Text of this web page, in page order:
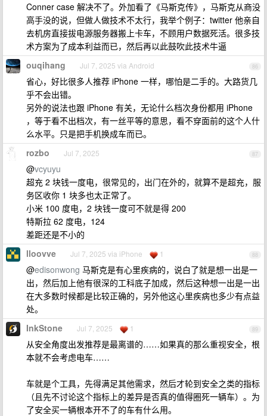
Conner case 解决不了。外加看了《马斯克传》，马斯克从商没
高手没的说，但做人做技术不太行，我举个例子：twitter 他亲自
去机房直接拔电源服务器搬上卡车，不顾用户数据死活。很多技
术方案为了成本利益而已，然后再以此鼓吹此技术牛逼
86
ouqihang Jul 7, 2025 via Android
省心，好比很多人推荐 iPhone 一样，哪怕是二手的。大路货几
乎不会出错。
另外的说法也跟 iPhone 有关，无论什么档次身份都用 iPhone
，等于看不出档次，有一丝平等的意思，看不穿面前的这个人什
么水平。只是把手机换成车而已。
87
rozbo Jul 7, 2025
@vcyuyu
超充 2 块钱一度电，很常见的，出门在外的，就算不是超充，服
务区收你 1 块多也太正常了。
小米 100 度电，2 块钱一度可不就是得 200
特斯拉 62 度电，124
差距还是不小的
88
lloovve Jul 7, 2025 via iPhone 1
@edisonwong 马斯克是有心里疾病的，说白了就是想一出是一
出，然后加上他有很深的工科底子加成，然后这种想一出是一出
在大多数时候都是比较正确的，另外他这心里疾病也多少有点益
处。
89
InkStone Jul 7, 2025 1
从安全角度出发推荐是最离谱的……如果真的那么重视安全，根
本就不会考虑电车……
车就是个工具，先得满足其他需求，然后才轮到安全之类的指标
（且先不讨论这个指标上的差异是否真的值得圈死一辆车）。为
了安全买一辆根本开不了的车有什么用。